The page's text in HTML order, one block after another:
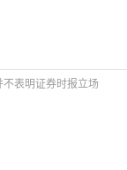
表明证券时报立场